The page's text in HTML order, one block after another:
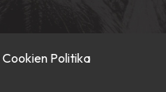
Cookien Politika